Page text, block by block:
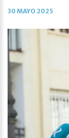
30 MAYO 2025